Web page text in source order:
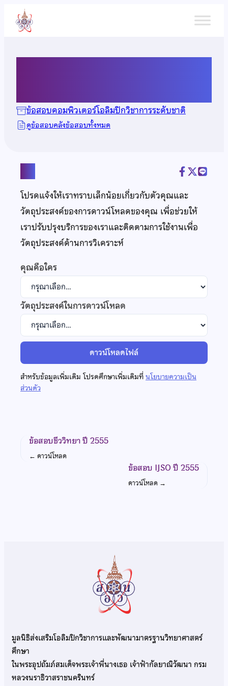
เนื้อหา
ข้อสอบคอมพิวเตอร์โอลิมปิกวิชาการระดับชาติ
ดูข้อสอบคลังข้อสอบทั้งหมด
โปรดแจ้งให้เราทราบเล็กน้อยเกี่ยวกับตัวคุณและ
วัตถุประสงค์ของการดาวน์โหลดของคุณ เพื่อช่วยให้
เราปรับปรุงบริการของเราและติดตามการใช้งานเพื่อ
วัตถุประสงค์ด้านการวิเคราะห์
คุณคือใคร
วัตถุประสงค์ในการดาวน์โหลด
ดาวน์โหลดไฟล์
สำหรับข้อมูลเพิ่มเติม โปรดศึกษาเพิ่มเติมที่นโยบายความเป็น
ส่วนตัว
ข้อสอบชีววิทยา ปี 2555
← ดาวน์โหลด
ข้อสอบ IJSO ปี 2555
ดาวน์โหลด →
มูลนิธิส่งเสริมโอลิมปิกวิชาการและพัฒนามาตรฐานวิทยาศาสตร์
ศึกษา
ในพระอุปถัมภ์สมเด็จพระเจ้าพี่นางเธอ เจ้าฟ้ากัลยาณิวัฒนา กรม
หลวงนราธิวาสราชนครินทร์